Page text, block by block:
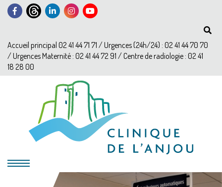
Accueil principal 02 41 44 71 71 / Urgences (24h/24) : 02 41 44 70 70
/ Urgences Maternité : 02 41 44 72 91 / Centre de radiologie : 02 41
18 28 00